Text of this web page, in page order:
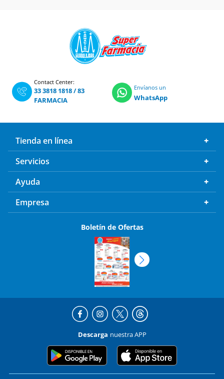
Contact Center:
33 3818 1818/83
FARMACIA
Envíanos un
WhatsApp
Tienda en línea
Servicios
Ayuda
Empresa
Boletín de Ofertas
Descarga nuestra APP